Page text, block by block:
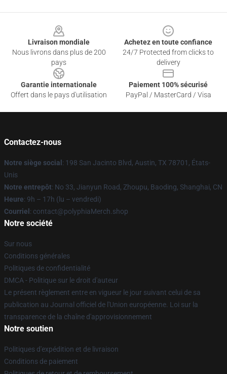
Livraison mondiale
Nous livrons dans plus de 200
pays
Achetez en toute confiance
24/7 Protected from clicks to
delivery
Garantie internationale
Offert dans le pays d'utilisation
Paiement 100% sécurisé
PayPal / MasterCard / Visa
Contactez-nous
Notre siège social : 198 San Jacinto Blvd, Austin, TX 78701, États-
Unis
Notre entrepôt: No 33, Jianyun Road, Zhoupu, Baoding, Shanghai, CN
Heure: 9h – 17h (lu – vendredi)
Courriel : contact@polyphiaMerch.shop
Notre société
Sur nous
Conditions générales
Politiques de confidentialité
DMCA - Politique sur le droit d'auteur
Le présent règlement entre en vigueur le jour suivant celui de sa
publication au Journal officiel de l'Union européenne. Loi sur la
transparence de la chaîne d'approvisionnement
Notre soutien
Politiques d'expédition et de livraison
Conditions de paiement